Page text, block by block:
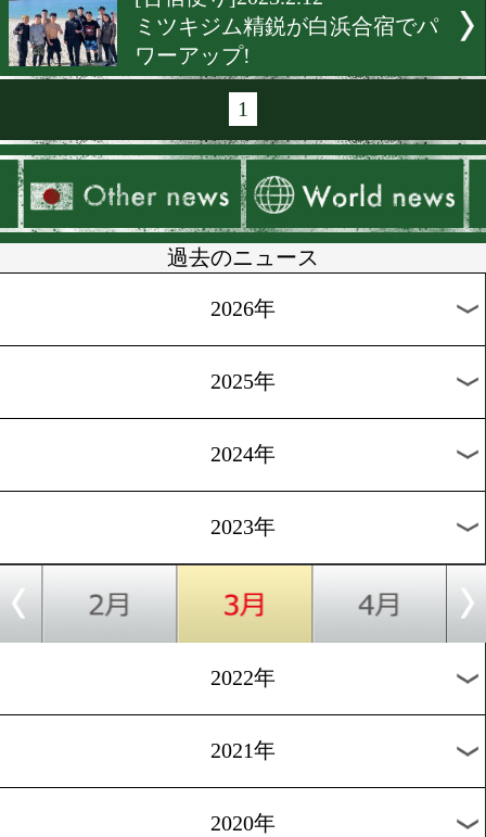
グリーンツダ精鋭が白浜で
ーアップ!
[静岡合宿]2023.3.1
チーム井上が静岡合宿で走
んだ!
[練習動画]2023.3.1
3月4日(土)はバンタム級
イトル戦!
[コメント]2023.2.18
中谷潤人が2階級制覇を誓
[合宿便り]2023.2.12
ミツキジム精鋭が白浜合宿
ワーアップ!
過去のニュース